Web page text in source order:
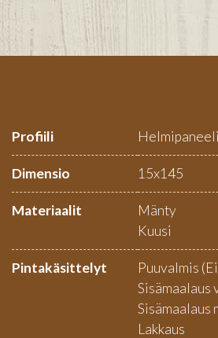
Profiili Helmipaneeli
Dimensio 15x145
Materiaalit
Mänty
Kuusi
Pintakäsittelyt
Puuvalmis
Sisämaalaus
Sisämaalaus
Lakkaus